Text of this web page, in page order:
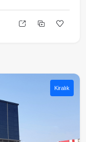
Kiralık